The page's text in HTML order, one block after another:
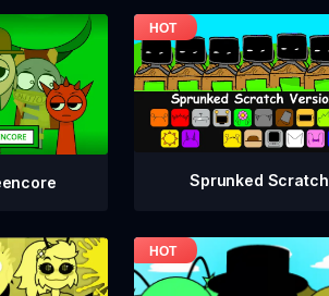
Sprunked Scratch